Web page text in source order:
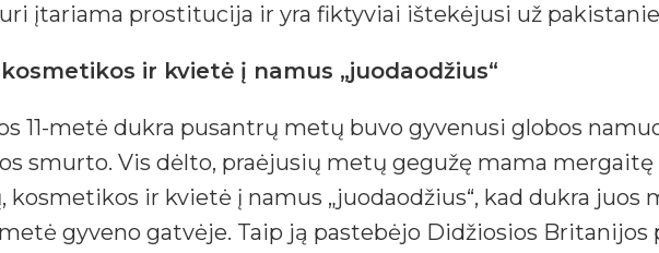
įtariama prostitucija ir yra fiktyviai ištekėjusi už
ir kvietė į namus „juodaodžius“
11-metė dukra pusantrų metų buvo gyvenusi globos
smurto. Vis dėlto, praėjusių metų gegužę mama
ir kvietė į namus „juodaodžius“, kad dukra juos
gyveno gatvėje. Taip ją pastebėjo Didžiosios Britanijos